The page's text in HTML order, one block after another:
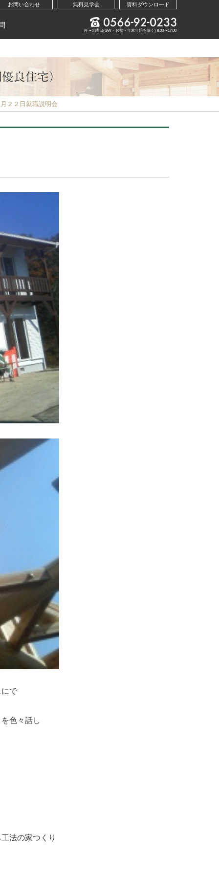
お問い合わせ 無料見学会 資料ダウンロード
月〜金曜日(GW・お盆・年末年始を除く) 8:00〜17:00
良住宅）
２２日就職説明会
で
色々話し
法の家つくり